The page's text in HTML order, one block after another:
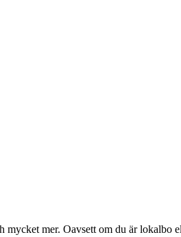
mer. Oavsett om du är lokalbo